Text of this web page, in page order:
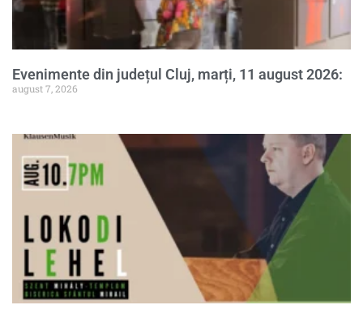
Evenimente din județul Cluj, marți, 11 august 2026:
august 7, 2026